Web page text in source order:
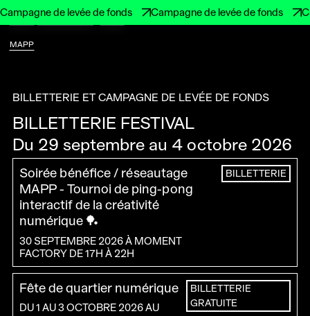
Campagne de levée de fonds Campagne de levée de fonds
MAPP
MAPP
BILLETTERIE ET CAMPAGNE DE LEVÉE DE FONDS
BILLETTERIE FESTIVAL
Du 29 septembre au 4 octobre 2026
Soirée bénéfice / réseautage
MAPP - Tournoi de ping-pong
interactif de la créativité
numérique 🏓
30 SEPTEMBRE 2026 À MOMENT
FACTORY DE 17H À 22H
BILLETTERIE
Fête de quartier numérique
DU 1 AU 3 OCTOBRE 2026 AU
BILLETTERIE
GRATUITE